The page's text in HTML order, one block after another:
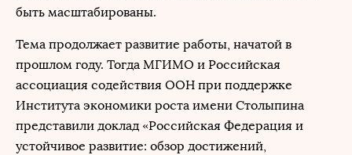
быть масштабированы.
Тема продолжает развитие работы, начатой в
прошлом году. Тогда МГИМО и Российская
ассоциация содействия ООН при поддержке
Института экономики роста имени Столыпина
представили доклад «Российская Федерация и
устойчивое развитие: обзор достижений,